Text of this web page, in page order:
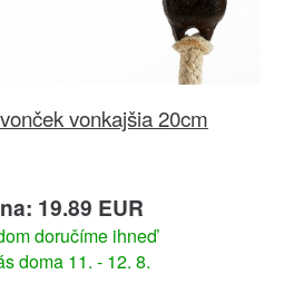
vonkajšia 20cm
19.89 EUR
doručíme ihneď
doma 11. - 12. 8.